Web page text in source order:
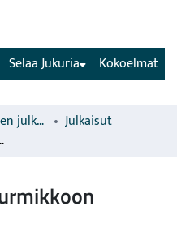
(current) Kokoelmat
Selaa Jukuria
Luonnonvarakeskuksen julkaisut
Julkaisut